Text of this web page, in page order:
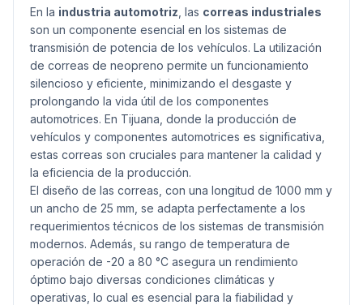
En la industria automotriz , las correas industriales
son un componente esencial en los sistemas de
transmisión de potencia de los vehículos. La utilización
de correas de neopreno permite un funcionamiento
silencioso y eficiente, minimizando el desgaste y
prolongando la vida útil de los componentes
automotrices. En Tijuana, donde la producción de
vehículos y componentes automotrices es significativa,
estas correas son cruciales para mantener la calidad y
la eficiencia de la producción.
El diseño de las correas, con una longitud de 1000 mm y
un ancho de 25 mm, se adapta perfectamente a los
requerimientos técnicos de los sistemas de transmisión
modernos. Además, su rango de temperatura de
operación de -20 a 80 °C asegura un rendimiento
óptimo bajo diversas condiciones climáticas y
operativas, lo cual es esencial para la fiabilidad y